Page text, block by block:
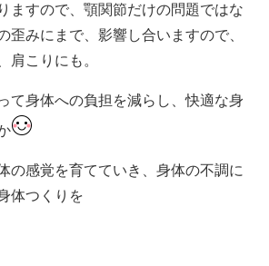
ますので、顎関節だけの問題ではな
歪みにまで、影響し合いますので、
肩こりにも。
て身体への負担を減らし、快適な身
の感覚を育てていき、身体の不調に
体つくりを